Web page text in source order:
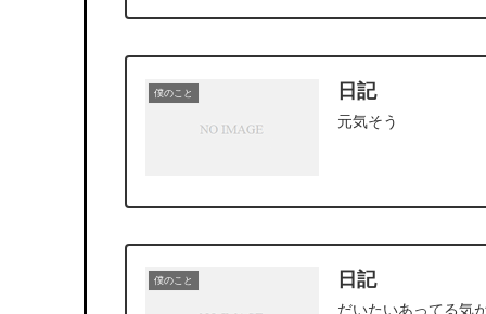
僕のこと 日記
元気そう
僕のこと 日記
だいたいあってる気